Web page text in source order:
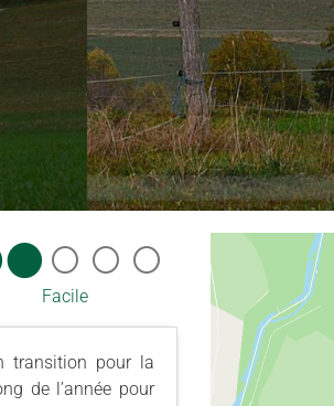
Facile
transition pour la
de l’année pour